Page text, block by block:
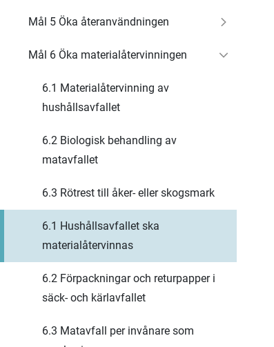
Mål 5 Öka återanvändningen
Mål 6 Öka materialåtervinningen
6.1 Materialåtervinning av
hushållsavfallet
6.2 Biologisk behandling av
matavfallet
6.3 Rötrest till åker- eller skogsmark
6.1 Hushållsavfallet ska
materialåtervinnas
6.2 Förpackningar och returpapper i
säck- och kärlavfallet
6.3 Matavfall per invånare som